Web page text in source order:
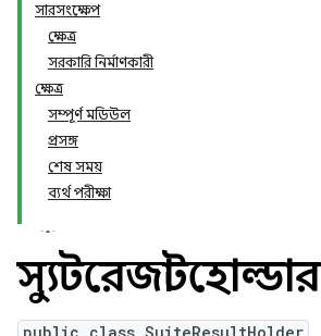
সারসংক্ষেপ
ক্ষেত্র
সরকারি নির্মাণকারী
ক্ষেত্র
সম্পূর্ণ মডিউল
প্রসঙ্গ
শেষ সময়
ব্যর্থ পরীক্ষা
স্যুটরেজাল্টহোল্ডার